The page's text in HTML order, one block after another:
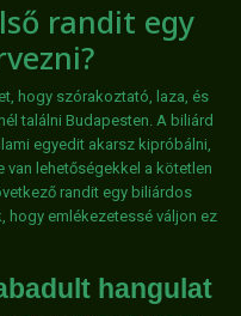
randit egy
hogy szórakoztató, laza, és
találni Budapesten. A biliárd
egyedit akarsz kipróbálni,
van lehetőségekkel a kötetlen
randit egy biliárdos
hogy emlékezetessé váljon ez
hangulat